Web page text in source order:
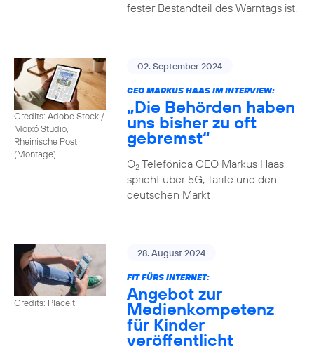
fester Bestandteil des Warntags ist.
Credits: Adobe Stock /
Moixó Studio,
Rheinische Post
(Montage)
02. September 2024
CEO MARKUS HAAS IM INTERVIEW:
„Die Behörden haben
uns bisher zu oft
gebremst“
O2Telefónica CEO Markus Haas
spricht über 5G, Tarife und den
deutschen Markt
Credits: Placeit
28. August 2024
FIT FÜRS INTERNET:
Angebot zur
Medienkompetenz
für Kinder
veröffentlicht